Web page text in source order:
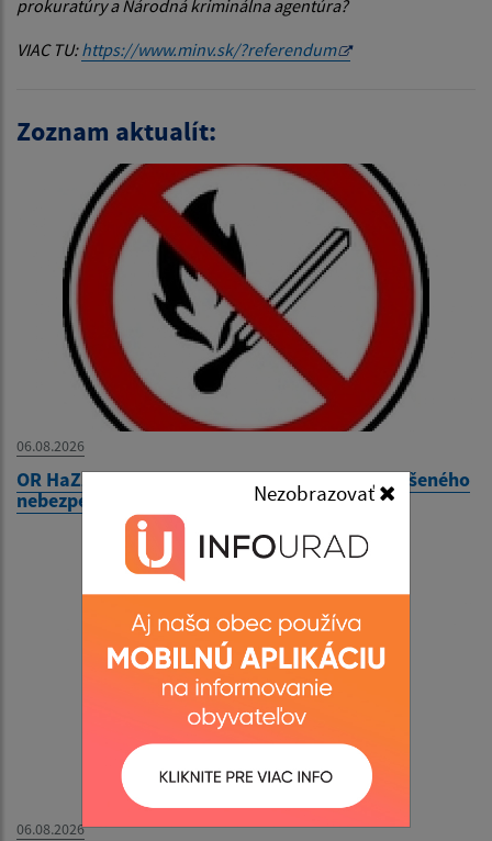
Nezobrazovať
prokuratúry a Národná kriminálna agentúra?
VIAC TU:https://www.minv.sk/?referendum
Zoznam aktualít:
06.08.2026
OR HaZZ Stará Ľubovňa - Vyhlásenie času zvýšeného
nebezpečenstva vzniku požiaru
06.08.2026